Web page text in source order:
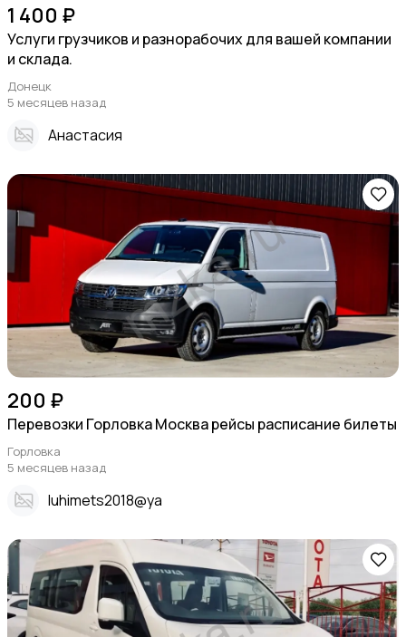
1 400 ₽
Услуги грузчиков и разнорабочих для вашей компании
и склада.
Донецк
5 месяцев назад
Анастасия
200 ₽
Перевозки Горловка Москва рейсы расписание билеты
Горловка
5 месяцев назад
Iuhimets2018@ya